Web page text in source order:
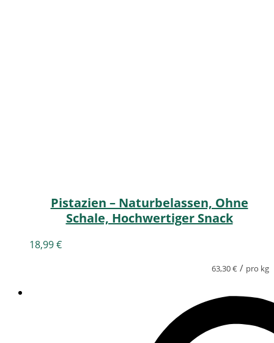
Pistazien – Naturbelassen, Ohne
Schale, Hochwertiger Snack
18,99€
63,30€ / pro kg